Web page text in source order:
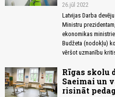
26.jūl 2022
Latvijas Darba
Ministru
ekonomikas
Budžeta (nodokļu)
vēršot uzmanību
Rīgas skolu
Saeimai un
risināt